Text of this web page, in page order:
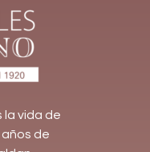
la vida de
años de